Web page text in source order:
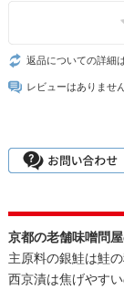
返品についての詳細
レビューはありませ
京都の老舗味噌問
主原料の銀鮭は鮭
西京漬は焦げやす